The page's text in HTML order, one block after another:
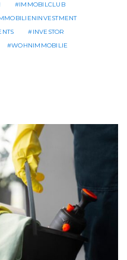
IMMOBILCLUB
INVESTOR
WOHNIMMOBILIE